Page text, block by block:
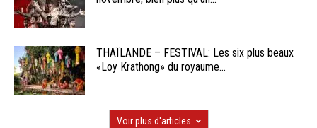
THAÏLANDE – FESTIVAL: Les six plus beaux
«Loy Krathong» du royaume...
Voir plus d'articles